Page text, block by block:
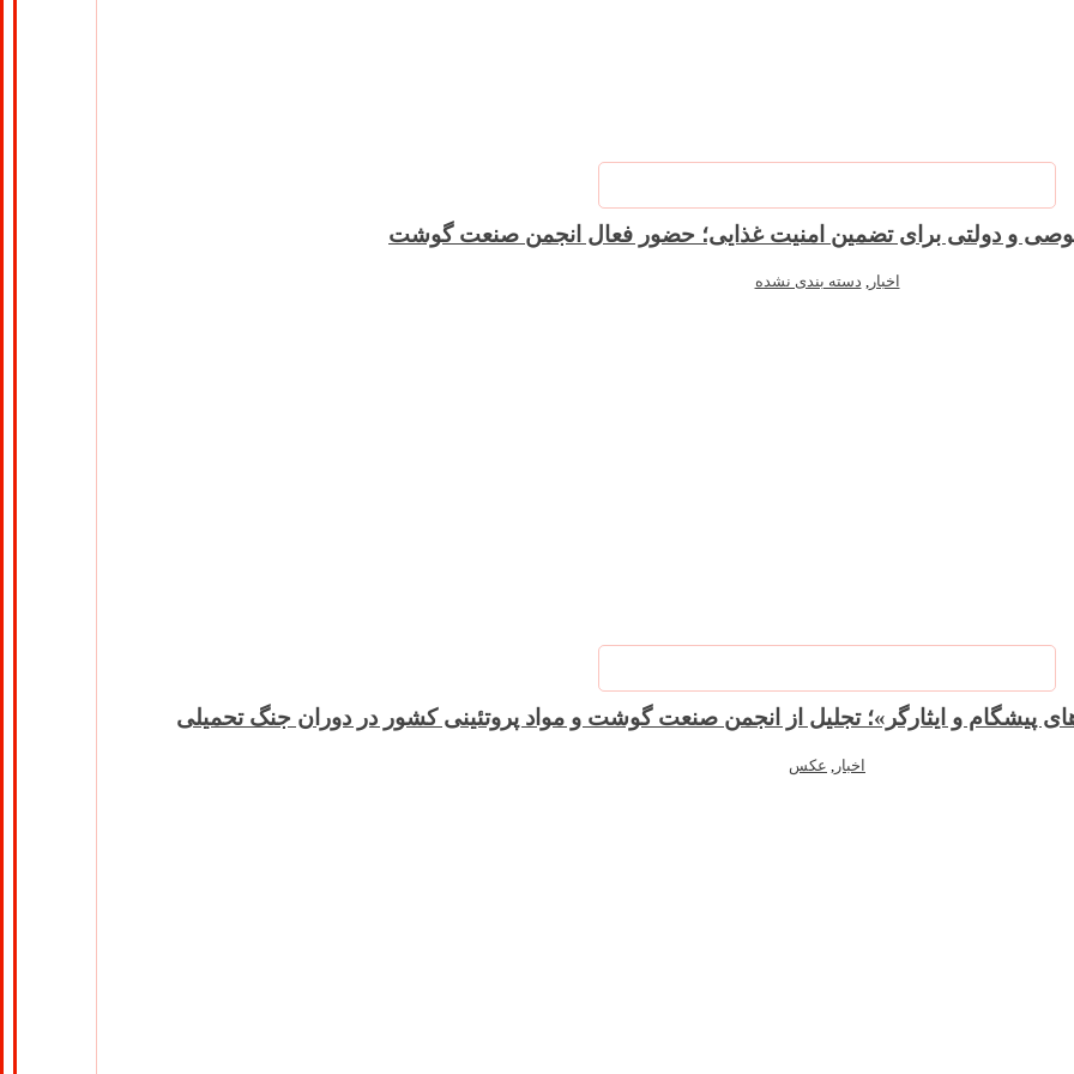
و دولتی برای تضمین امنیت غذایی؛ حضور فعال انجمن صنعت گوشت
اخبار, دسته بندی نشده
پیشگام و ایثارگر»؛ تجلیل از انجمن صنعت گوشت و مواد پروتئینی کشور در دوران جنگ تحمیلی
اخبار عکس